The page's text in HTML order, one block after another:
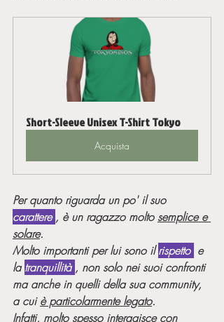
Short-Sleeve Unisex T-Shirt Tokyo
Acquista
Per quanto riguarda un po' il suo
carattere , è un ragazzo molto semplice e
solare.
Molto importanti per lui sono il rispetto e
la tranquillità , non solo nei suoi confronti
ma anche in quelli della sua community,
a cui è particolarmente legato.
Infatti, molto spesso interagisce con